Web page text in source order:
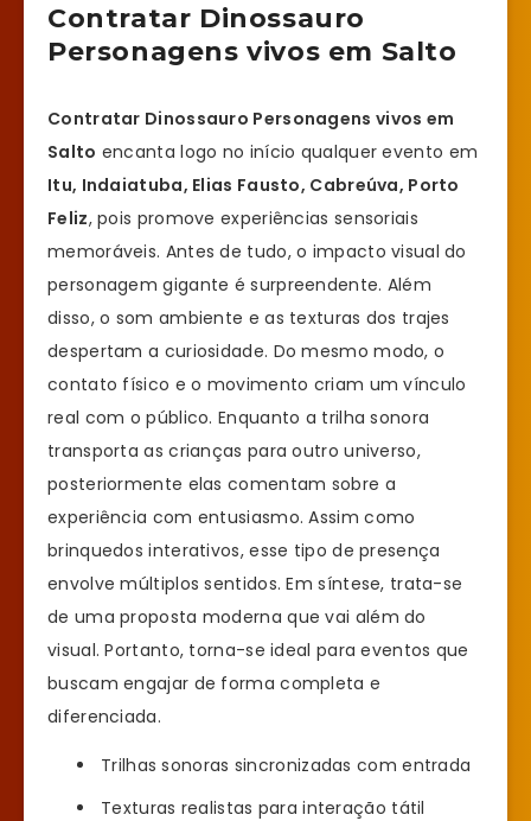
Contratar Dinossauro
Personagens vivos em Salto
Contratar Dinossauro Personagens vivos em
Salto encanta logo no início qualquer evento em
Itu, Indaiatuba, Elias Fausto, Cabreúva, Porto
Feliz, pois promove experiências sensoriais
memoráveis. Antes de tudo, o impacto visual do
personagem gigante é surpreendente. Além
disso, o som ambiente e as texturas dos trajes
despertam a curiosidade. Do mesmo modo, o
contato físico e o movimento criam um vínculo
real com o público. Enquanto a trilha sonora
transporta as crianças para outro universo,
posteriormente elas comentam sobre a
experiência com entusiasmo. Assim como
brinquedos interativos, esse tipo de presença
envolve múltiplos sentidos. Em síntese, trata-se
de uma proposta moderna que vai além do
visual. Portanto, torna-se ideal para eventos que
buscam engajar de forma completa e
diferenciada.
Trilhas sonoras sincronizadas com entrada
Texturas realistas para interação tátil